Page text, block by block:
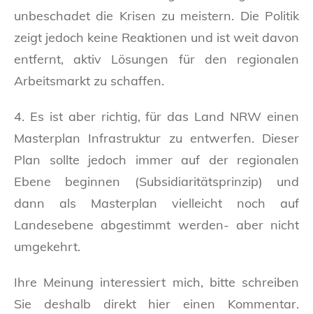
unbeschadet die Krisen zu meistern. Die Politik
zeigt jedoch keine Reaktionen und ist weit davon
entfernt, aktiv Lösungen für den regionalen
Arbeitsmarkt zu schaffen.
4. Es ist aber richtig, für das Land NRW einen
Masterplan Infrastruktur zu entwerfen. Dieser
Plan sollte jedoch immer auf der regionalen
Ebene beginnen (Subsidiaritätsprinzip) und
dann als Masterplan vielleicht noch auf
Landesebene abgestimmt werden- aber nicht
umgekehrt.
Ihre Meinung interessiert mich, bitte schreiben
Sie deshalb direkt hier einen Kommentar.